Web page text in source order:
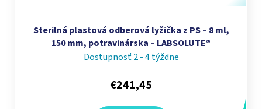
Sterilná plastová odberová lyžička z PS – 8 ml,
150 mm, potravinárska – LABSOLUTE®
Dostupnosť 2 - 4 týždne
€241,45